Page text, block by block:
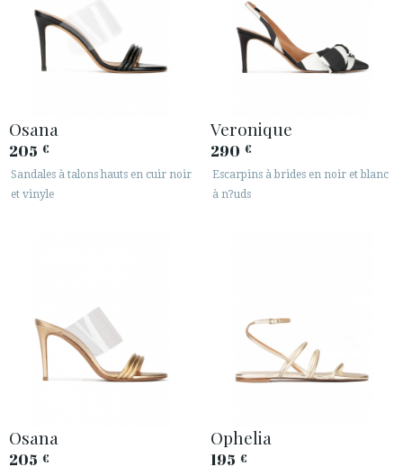
Osana
205 €
Sandales à talons hauts en cuir noir
et vinyle
Veronique
290 €
Escarpins à brides en noir et blanc
à n?uds
Osana
205 €
Ophelia
195 €